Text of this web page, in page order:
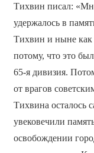
Тихвин писал:
удержалось в
Тихвин и ныне как
потому, что это
65-я дивизия.
от врагов
Тихвина осталось
увековечили
освобождении